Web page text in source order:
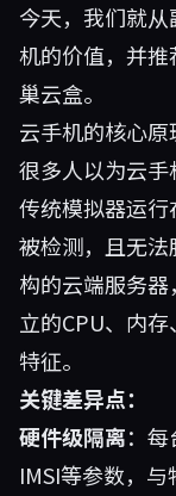
今天，我们就
机的价值，并
巢云盒。
云手机的核心
很多人以为云
传统模拟器运
被检测，且无
构的云端服务
立的CPU、内
特征。
关键差异点：
硬件级隔离：
IMSI等参数，与